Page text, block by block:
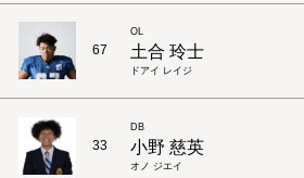
67
OL
土合 玲士
ドアイ レイジ
33
DB
小野 慈英
オノ ジエイ